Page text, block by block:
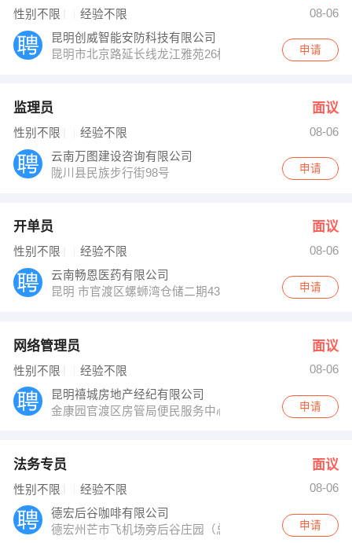
性别不限 经验不限
08-06
昆明创威智能安防科技有限公司
昆明市北京路延长线龙江雅苑26栋3单元202
申请
监理员 面议
性别不限 经验不限
08-06
云南万图建设咨询有限公司
陇川县民族步行街98号
申请
开单员 面议
性别不限 经验不限
08-06
云南畅恩医药有限公司
昆明 市官渡区螺蛳湾仓储二期43幢1层
申请
网络管理员 面议
性别不限 经验不限
08-06
昆明禧城房地产经纪有限公司
金康园官渡区房管局便民服务中心2楼
申请
法务专员 面议
性别不限 经验不限
08-06
德宏后谷咖啡有限公司
德宏州芒市飞机场旁后谷庄园（总公司--德宏）
申请